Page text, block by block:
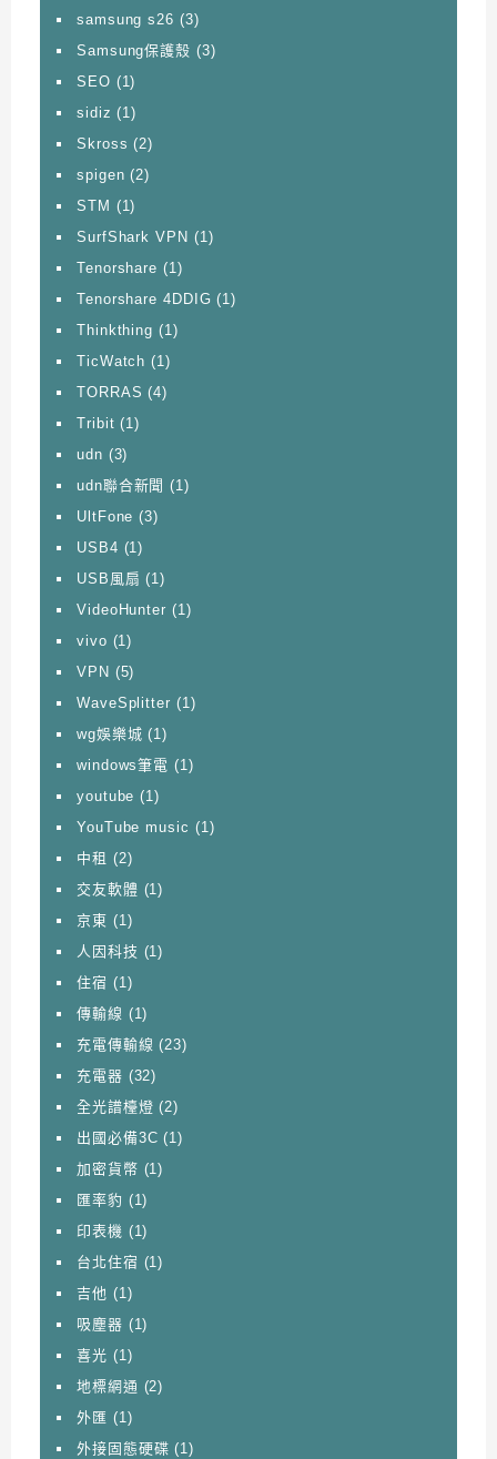
samsung s26 (3)
Samsung保護殼 (3)
SEO (1)
sidiz (1)
Skross (2)
spigen (2)
STM (1)
SurfShark VPN (1)
Tenorshare (1)
Tenorshare 4DDIG (1)
Thinkthing (1)
TicWatch (1)
TORRAS (4)
Tribit (1)
udn (3)
udn聯合新聞 (1)
UltFone (3)
USB4 (1)
USB風扇 (1)
VideoHunter (1)
vivo (1)
VPN (5)
WaveSplitter (1)
wg娛樂城 (1)
windows筆電 (1)
youtube (1)
YouTube music (1)
中租 (2)
交友軟體 (1)
京東 (1)
人因科技 (1)
住宿 (1)
傳輸線 (1)
充電傳輸線 (23)
充電器 (32)
全光譜檯燈 (2)
出國必備3C (1)
加密貨幣 (1)
匯率豹 (1)
印表機 (1)
台北住宿 (1)
吉他 (1)
吸塵器 (1)
喜光 (1)
地標網通 (2)
外匯 (1)
外接固態硬碟 (1)